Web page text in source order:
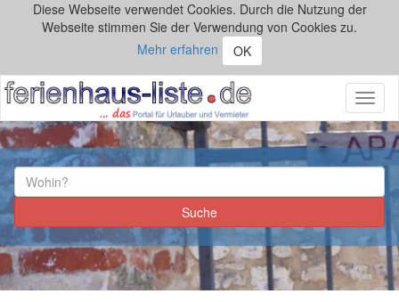
Diese Webseite verwendet Cookies. Durch die Nutzung der
Webseite stimmen Sie der Verwendung von Cookies zu.
Mehr erfahren
OK